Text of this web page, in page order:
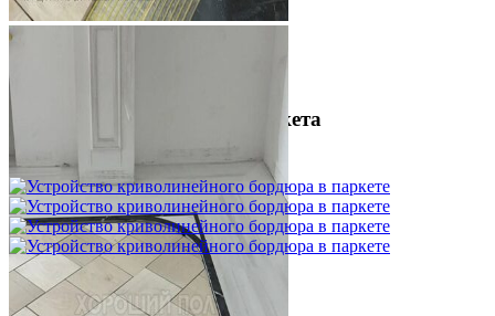
Межслойная шлифовка паркета
1 200 ₽